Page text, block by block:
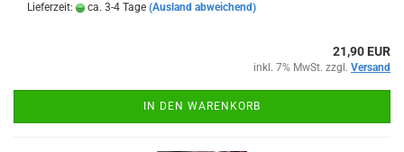
Lieferzeit: ca. 3-4 Tage (Ausland abweichend)
21,90 EUR
inkl. 7% MwSt. zzgl. Versand
IN DEN WARENKORB